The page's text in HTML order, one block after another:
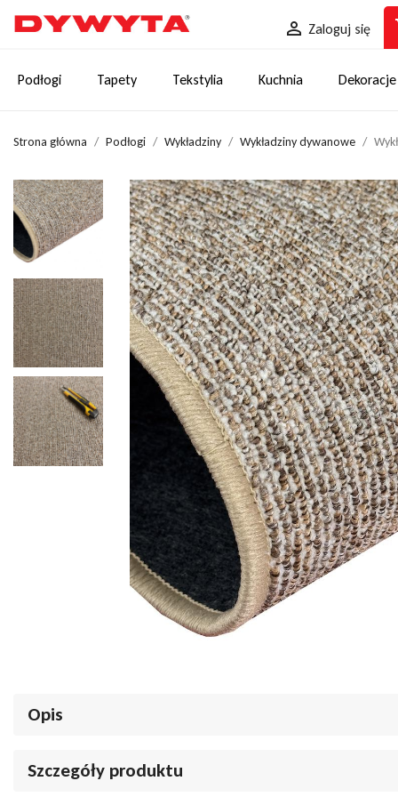
 Zaloguj się
Podłogi Tapety Tekstylia Kuchnia Dekoracje
Strona główna Podłogi Wykładziny Wykładziny dywanowe
Opis
Szczegóły produktu